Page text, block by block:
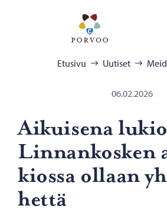
Etusivu Uutiset
06.02.2026
Ai­kui­se­na
kios­sa ol­laan
het­tä